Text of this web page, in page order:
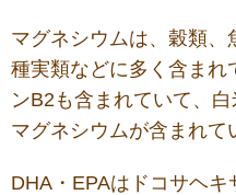
マグネシウムは、穀類、
種実類などに多く含まれ
ンB2も含まれていて、
マグネシウムが含まれて
DHA・EPAはドコサヘ